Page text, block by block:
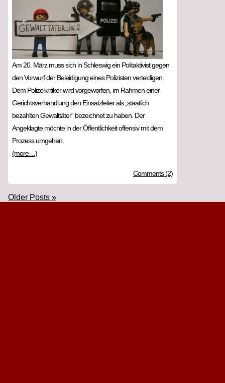
Am 20. März muss sich in Schleswig ein Politaktivist gegen
den Vorwurf der Beleidigung eines Polizisten verteidigen.
Dem Polizeikritiker wird vorgeworfen, im Rahmen einer
Gerichtsverhandlung den Einsatzleiter als „staatlich
bezahlten Gewalttäter“ bezeichnet zu haben. Der
Angeklagte möchte in der Öffentlichkeit offensiv mit dem
Prozess umgehen.
(more…)
Comments (2)
Older Posts »